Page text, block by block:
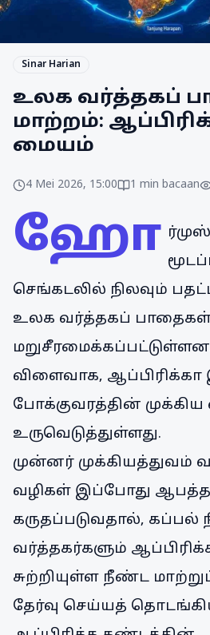
Sinar Harian
உலக வர்த்தகப்
மாற்றம்:
மையம்
4 Mei 2026, 15:00 1 min bacaan
ஹோ
செங்கடலில் நிலவும்
உலக வர்த்தகப்
விளைவாக,
போக்குவரத்தின்
உருவெடுத்துள்ளது.
முன்னர் முக்கியத்துவம்
வழிகள் இப்போது
கருதப்படுவதால், கப்பல்
வர்த்தகர்களும்
சுற்றியுள்ள நீண்ட
தேர்வு செய்யத்